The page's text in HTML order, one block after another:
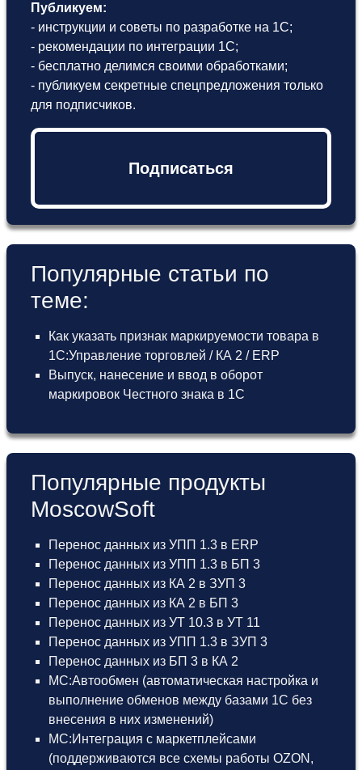
Публикуем:
- инструкции и советы по разработке на 1С;
- рекомендации по интеграции 1С;
- бесплатно делимся своими обработками;
- публикуем секретные спецпредложения только
для подписчиков.
Подписаться
Популярные статьи по
теме:
Как указать признак маркируемости товара в
1С:Управление торговлей / КА 2 / ERP
Выпуск, нанесение и ввод в оборот
маркировок Честного знака в 1С
Популярные продукты
MoscowSoft
Перенос данных из УПП 1.3 в ERP
Перенос данных из УПП 1.3 в БП 3
Перенос данных из КА 2 в ЗУП 3
Перенос данных из КА 2 в БП 3
Перенос данных из УТ 10.3 в УТ 11
Перенос данных из УПП 1.3 в ЗУП 3
Перенос данных из БП 3 в КА 2
МС:Автообмен (автоматическая настройка и
выполнение обменов между базами 1С без
внесения в них изменений)
МС:Интеграция с маркетплейсами
(поддерживаются все схемы работы OZON,